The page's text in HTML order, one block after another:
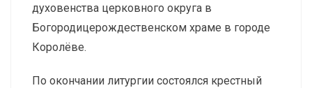
духовенства церковного округа в
Богородицерождественском храме в городе
Королёве.
По окончании литургии состоялся крестный